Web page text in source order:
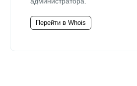
Перейти в Whois